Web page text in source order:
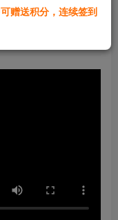
赠送积分，连续签到